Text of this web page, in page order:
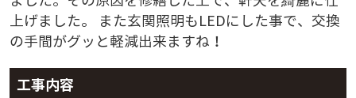
上げました。 また玄関照明もLEDにした事で、交換
の手間がグッと軽減出来ますね！
工事内容